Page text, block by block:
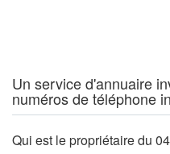
Un service d'annuaire
numéros de téléphone
Qui est le propriétaire du